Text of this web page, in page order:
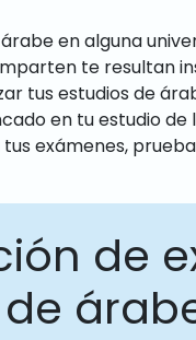
en alguna
te resultan
tus estudios de
en tu estudio de
exámenes,
de